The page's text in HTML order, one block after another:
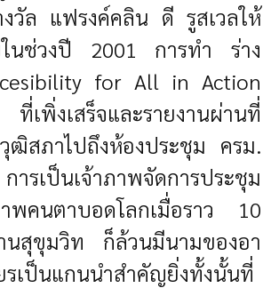
งวัล แฟรงค์คลิน ดี รูสเวลให้
ในช่วงปี 2001 การทำ ร่าง
for All in Action
เพิ่งเสร็จและรายงานผ่านที่
ฒิสภาไปถึงห้องประชุม ครม.
ป็นเจ้าภาพจัดการประชุม
พคนตาบอดโลกเมื่อราว 10
นสุขุมวิท ก็ล้วนมีนามของอา
รเป็นแกนนำสำคัญยิ่งทั้งนั้นที่